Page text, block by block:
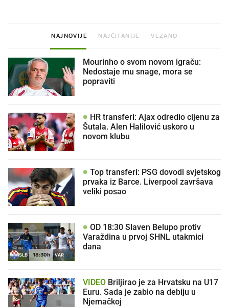
NAJNOVIJE NAJČITANIJE VEZANO
Mourinho o svom novom igraču:
Nedostaje mu snage, mora se
popraviti
HR transferi: Ajax odredio cijenu za
Šutala. Alen Halilović uskoro u
novom klubu
Top transferi: PSG dovodi svjetskog
prvaka iz Barce. Liverpool završava
veliki posao
SLB 18:30h VAR
OD 18:30 Slaven Belupo protiv
Varaždina u prvoj SHNL utakmici
dana
VIDEO
Euru. Sada je zabio na debiju u
Njemačkoj